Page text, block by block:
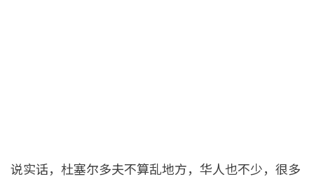
说实话，杜塞尔多夫不算乱地方，华人也不少，很多